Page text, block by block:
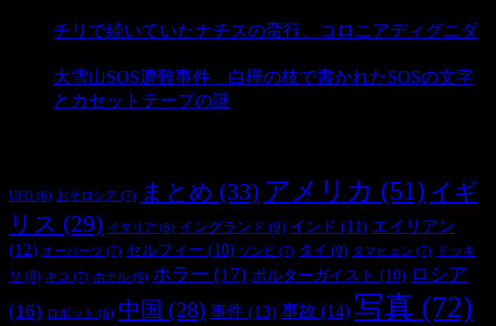
チリで続いていたナチスの蛮行、コロニアディグニダ
大雪山SOS遭難事件 白樺の枝で書かれたSOSの文字
とカセットテープの謎
UFO (6) おそロシア (7) まとめ (33) アメリカ (51) イギ
リス (29) イタリア (6) イングランド (9) インド (11) エイリアン
(12) オーパーツ (7) セルフィー (10) ゾンビ (7) タイ (9) タマヒュン (7)
ドッキ
リ (8) ネコ (7) ホテル (6) ホラー (17) ポルターガイスト (10) ロシア
(16)
ロボット (6) 中国 (28) 事件 (13) 事故 (14) 写真 (72)